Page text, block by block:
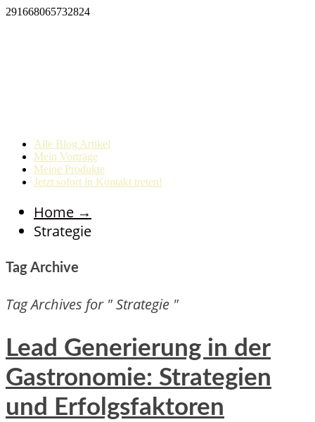
291668065732824
Alle Blog Artikel
Mein Vorträge
Meine Produkte
Jetzt sofort in Kontakt treten!
Home →
Strategie
Tag Archive
Tag Archives for " Strategie "
Lead Generierung in der
Gastronomie: Strategien
und Erfolgsfaktoren